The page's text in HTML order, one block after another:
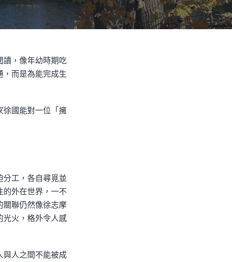
讀，像年幼時期吃
而是為能完成生
徐國能對一位「擁
工，各自尋覓並
的外在世界，一不
關聯仍然像徐志摩
光火，格外令人感
與人之間不能被成